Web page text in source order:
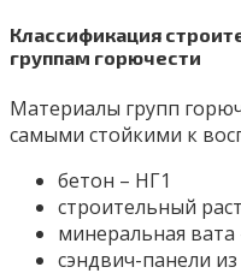
Классификация
группам горючести
Материалы групп
самыми стойкими к
бетон – НГ1
строительный
минеральная вата
сэндвич-панели